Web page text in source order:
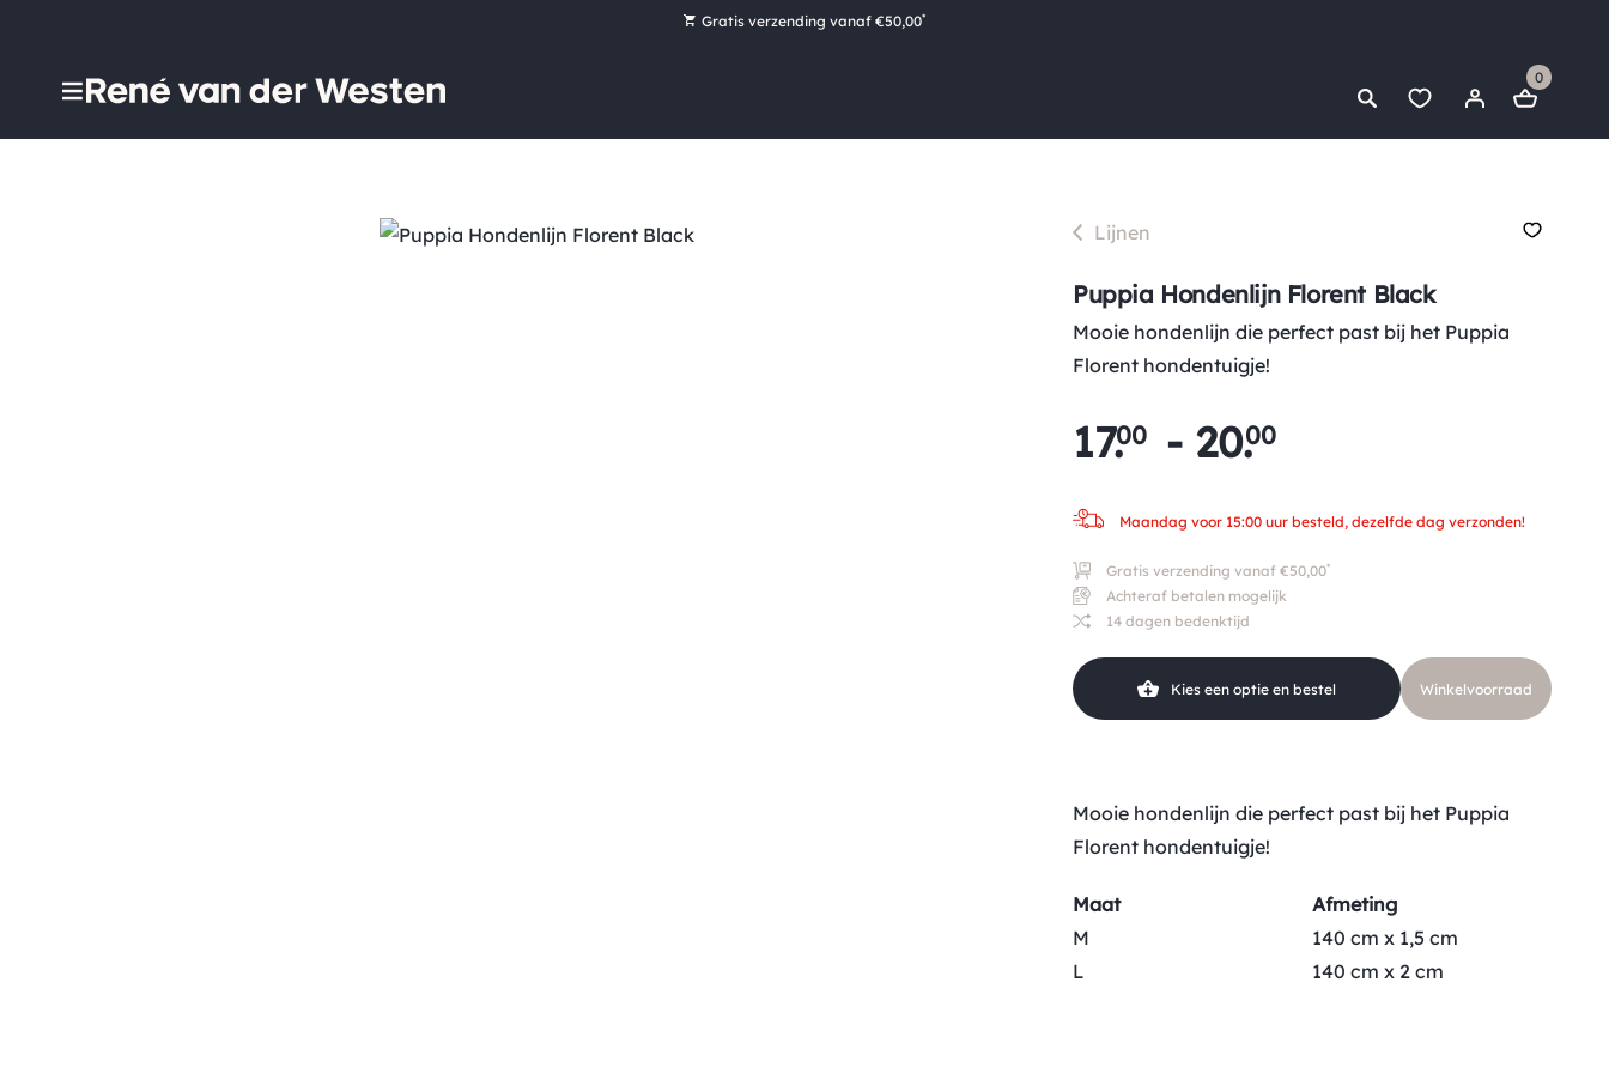
Gratis verzending vanaf €50,00*
0
Lijnen
Puppia Hondenlijn Florent Black
Mooie hondenlijn die perfect past bij het Puppia
Florent hondentuigje!
17.
00 - 20.00
Maandag voor 15:00 uur besteld, dezelfde dag verzonden!
Gratis verzending vanaf €50,00*
Achteraf betalen mogelijk
14 dagen bedenktijd
Kies een optie en bestel Winkelvoorraad
Mooie hondenlijn die perfect past bij het Puppia
Florent hondentuigje!
Maat
Afmeting
M
140 cm x 1,5 cm
L
140 cm x 2 cm